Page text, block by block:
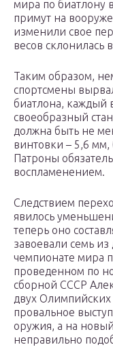
мира по биатлону
примут на
изменили свое
весов склонилась
Таким образом,
спортсмены
биатлона, каждый
своеобразный
должна быть не
винтовки – 5,6 мм,
Патроны
воспламенением.
Следствием
явилось
теперь оно
завоевали семь
чемпионате мира
проведенном по
сборной СССР
двух
провальное
оружия, а на
неправильно